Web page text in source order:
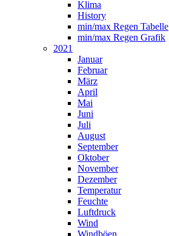
Klima
History
min/max Regen Tabelle
min/max Regen Grafik
2021
Januar
Februar
März
April
Mai
Juni
Juli
August
September
Oktober
November
Dezember
Temperatur
Feuchte
Luftdruck
Wind
Windböen